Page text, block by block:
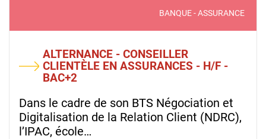
ALTERNANCE - CONSEILLER
CLIENTÈLE EN ASSURANCES - H/F -
BAC+2
BANQUE - ASSURANCE
Dans le cadre de son BTS Négociation et
Digitalisation de la Relation Client (NDRC),
l’IPAC, école…